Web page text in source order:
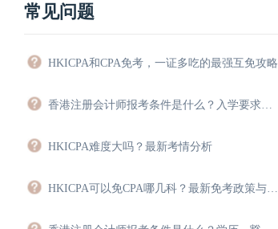
常见问题
HKICPA和CPA免考，一证多吃的最强互免攻略
HKICPA难度大吗？最新考情分析